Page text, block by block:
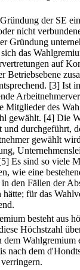
der SE
nicht
Gründung
das
auf
Betriebsebene
[3] Ist
Mitglieder des
gewählt. [4] Die
und durchgeführt,
gewählt
Es sind so viele
wie eine
den Fällen der
für das
besteht aus
Höchstzahl
Wahlgremium
nach dem